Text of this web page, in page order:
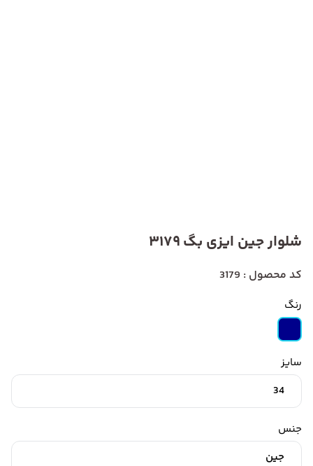
شلوار جین ایزی بگ 3179
کد محصول : 3179
رنگ
سایز
34
جنس
جین